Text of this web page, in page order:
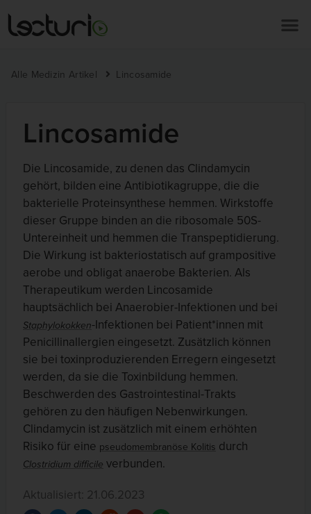
Alle Medizin Artikel Lincosamide
Lincosamide
Die Lincosamide, zu denen das Clindamycin
gehört, bilden eine Antibiotikagruppe, die die
bakterielle Proteinsynthese hemmen. Wirkstoffe
dieser Gruppe binden an die ribosomale 50S-
Untereinheit und hemmen die Transpeptidierung.
Die Wirkung ist bakteriostatisch auf grampositive
aerobe und obligat anaerobe Bakterien. Als
Therapeutikum werden Lincosamide
hauptsächlich bei Anaerobier-Infektionen und bei
Staphylokokken-Infektionen bei Patient*innen mit
Penicillinallergien eingesetzt. Zusätzlich können
sie bei toxinproduzierenden Erregern eingesetzt
werden, da sie die Toxinbildung hemmen.
Beschwerden des Gastrointestinal-Trakts
gehören zu den häufigen Nebenwirkungen.
Clindamycin ist zusätzlich mit einem erhöhten
Risiko für eine pseudomembranöse Kolitis durch
Clostridium difficile verbunden.
Aktualisiert: 21.06.2023